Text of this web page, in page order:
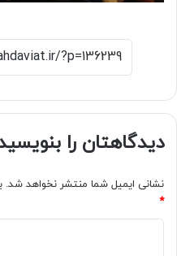
دیدگاهتان را
نشانی ایمیل شما منتشر نخواهد شد.
*